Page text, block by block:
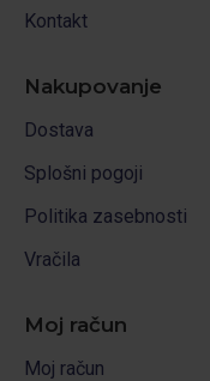
Kontakt
Nakupovanje
Dostava
Splošni pogoji
Politika zasebnosti
Vračila
Moj račun
Moj račun